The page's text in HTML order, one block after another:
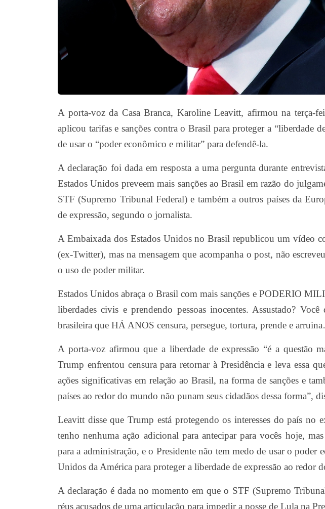
A porta-voz da Casa Branca, Karoline Leavitt, afirmou na terça-
aplicou tarifas e sanções contra o Brasil para proteger a “liberdade
de usar o “poder econômico e militar” para defendê-la.
A declaração foi dada em resposta a uma pergunta durante
Estados Unidos preveem mais sanções ao Brasil em razão do
STF (Supremo Tribunal Federal) e também a outros países da
de expressão, segundo o jornalista.
A Embaixada dos Estados Unidos no Brasil republicou um vídeo
(ex-Twitter), mas na mensagem que acompanha o post, não
o uso de poder militar.
Estados Unidos abraça o Brasil com mais sanções e PODERIO
liberdades civis e prendendo pessoas inocentes. Assustado?
brasileira que HÁ ANOS censura, persegue, tortura, prende e
A porta-voz afirmou que a liberdade de expressão “é a questão
Trump enfrentou censura para retornar à Presidência e leva essa
ações significativas em relação ao Brasil, na forma de sanções e
países ao redor do mundo não punam seus cidadãos dessa forma”,
Leavitt disse que Trump está protegendo os interesses do país
tenho nenhuma ação adicional para antecipar para vocês hoje,
para a administração, e o Presidente não tem medo de usar o
Unidos da América para proteger a liberdade de expressão ao redor
A declaração é dada no momento em que o STF (Supremo
réus acusados de uma articulação para impedir a posse de Lula na